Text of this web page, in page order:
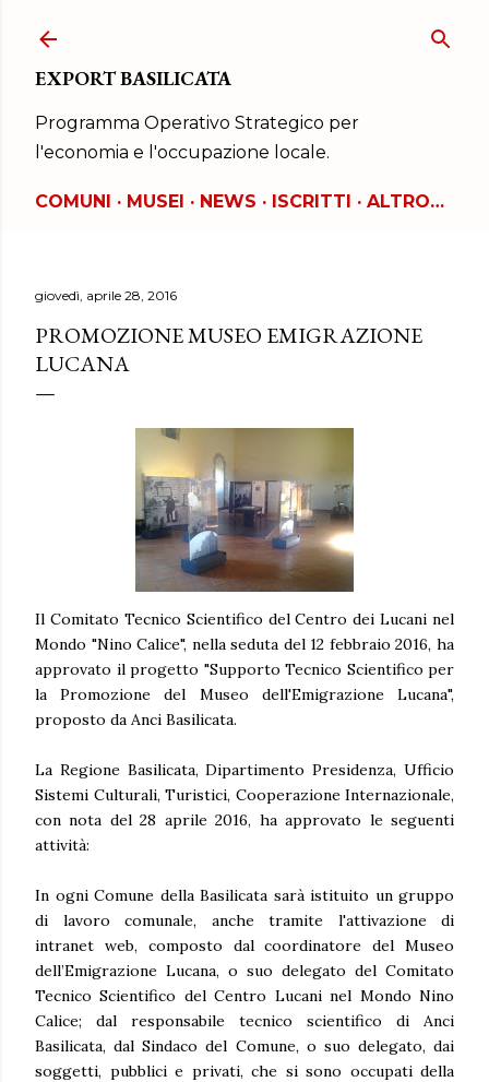
EXPORT BASILICATA
Programma Operativo Strategico per
l'economia e l'occupazione locale.
COMUNI MUSEI NEWS ISCRITTI ALTRO…
giovedì, aprile 28, 2016
PROMOZIONE MUSEO EMIGRAZIONE
LUCANA
Il Comitato Tecnico Scientifico del Centro dei Lucani nel
Mondo "Nino Calice", nella seduta del 12 febbraio 2016, ha
approvato il progetto "Supporto Tecnico Scientifico per
la Promozione del Museo dell'Emigrazione Lucana",
proposto da Anci Basilicata.
La Regione Basilicata, Dipartimento Presidenza, Ufficio
Sistemi Culturali, Turistici, Cooperazione Internazionale,
con nota del 28 aprile 2016, ha approvato le seguenti
attività:
In ogni Comune della Basilicata sarà istituito un gruppo
di lavoro comunale, anche tramite l'attivazione di
intranet web, composto dal coordinatore del Museo
dell’Emigrazione Lucana, o suo delegato del Comitato
Tecnico Scientifico del Centro Lucani nel Mondo Nino
Calice; dal responsabile tecnico scientifico di Anci
Basilicata, dal Sindaco del Comune, o suo delegato, dai
soggetti, pubblici e privati, che si sono occupati della